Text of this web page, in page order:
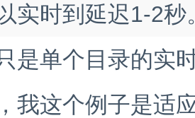
实时到延迟1-2秒
是单个目录的实
我这个例子是适